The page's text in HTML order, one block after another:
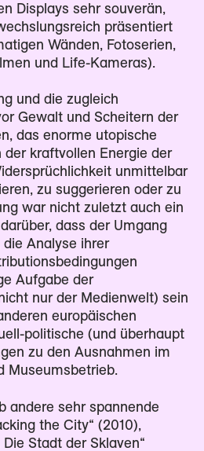
Displays sehr souverän,
präsentiert
Wänden, Fotoserien,
und Life-Kameras).
und die zugleich
Gewalt und Scheitern der
das enorme utopische
der kraftvollen Energie der
unmittelbar
zu suggerieren oder zu
war nicht zuletzt auch ein
dass der Umgang
Analyse ihrer
Aufgabe der
nur der Medienwelt) sein
europäischen
politische (und überhaupt
zu den Ausnahmen im
Museumsbetrieb.
andere sehr spannende
the City“ (2010),
Die Stadt der Sklaven“